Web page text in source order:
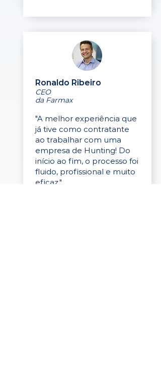
Ronaldo Ribeiro
CEO
da Farmax
"A melhor experiência que
já tive como contratante
ao trabalhar com uma
empresa de Hunting! Do
início ao fim, o processo foi
fluido, profissional e muito
eficaz."